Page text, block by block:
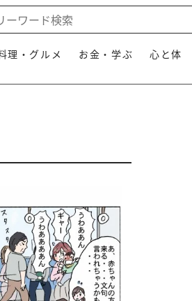
理・グルメ お金・学ぶ 心と体